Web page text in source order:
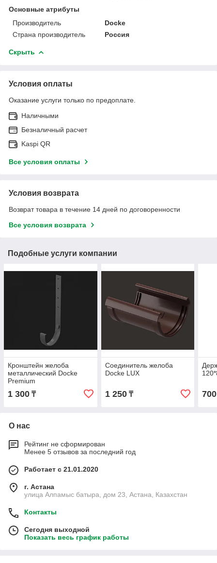
Основные атрибуты
Производитель
Docke
Страна производитель
Россия
Скрыть
Условия оплаты
Оказание услуги только по предоплате.
Наличными
Безналичный расчет
Kaspi QR
Все условия оплаты
Условия возврата
Возврат товара в течение 14 дней по договоренности
Все условия возврата
Подобные услуги компании
Кронштейн желоба
металлический Docke
Premium
1 300 ₸
Соединитель желоба
Docke LUX
1 250₸ 700
О нас
Рейтинг не сформирован
Менее 5 отзывов за последний год
Работает с 21.01.2020
г. Астана
улица Алпамыс батыра, дом 23, Астана, Казахстан
Контакты
Сегодня выходной
Показать весь график работы